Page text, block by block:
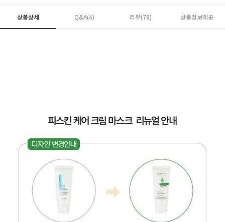
페이코 ID로 페
상품상세 Q&A(4) 리뷰(78) 상품정보제공